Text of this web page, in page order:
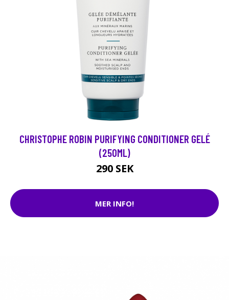
CHRISTOPHE ROBIN PURIFYING CONDITIONER GELÉ
(250ML)
290 SEK
MER INFO!